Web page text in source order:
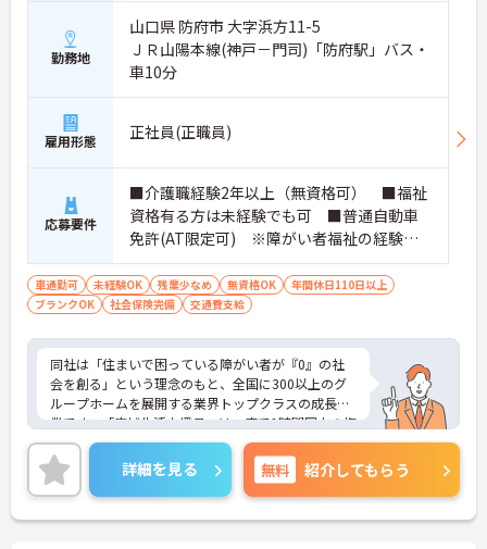
勤務地
山口県 防府市 大字浜方11-5
ＪＲ山陽本線(神戸－門司)「防府駅」バス・
車10分
雇用形態 正社員(正職員)
応募要件
■介護職経験2年以上（無資格可） ■福祉
資格有る方は未経験でも可 ■普通自動車
免許(AT限定可) ※障がい者福祉の経験は
不問です。※実務経験2年以上の方、障がい
者福祉に関する経験をお持ちの方大歓迎
車通勤可 未経験OK 残業少なめ 無資格OK
年間休日110日以上
ブランクOK
社会保険完備 交通費支給
同社は「住まいで困っている障がい者が『0』の社
会を創る」という理念のもと、全国に300以上のグ
ループホームを展開する業界トップクラスの成長企
業です。「広域生活支援員」は、車で1時間圏内の複
数施設を横断的に担当し、現場支援とパートスタッ
フのサポートを行うハイクラスなポジションです。
最新設備とバリアフリーが完備され、スタッフの身
体的負担が少なく、広域手当5万円が付与されるこ
とで高い給与水準を実現しています。年間休日114
詳細を見る 無料 紹介してもらう